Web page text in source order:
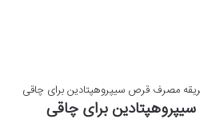
مصرف قرص سیپروهپتادین برای چاقی
برای چاقی